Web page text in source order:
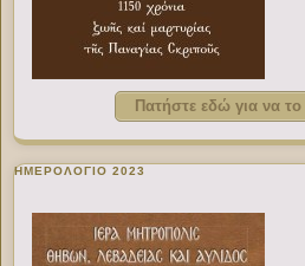
Πατήστε εδώ για να το
ΗΜΕΡΟΛΟΓΙΟ 2023